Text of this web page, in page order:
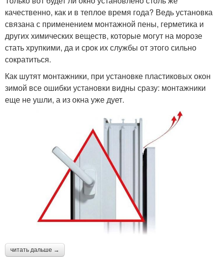
качественно, как и в теплое время года? Ведь установка
связана с применением монтажной пены, герметика и
других химических веществ, которые могут на морозе
стать хрупкими, да и срок их службы от этого сильно
сократиться.
Как шутят монтажники, при установке пластиковых окон
зимой все ошибки установки видны сразу: монтажники
еще не ушли, а из окна уже дует.
читать дальше →